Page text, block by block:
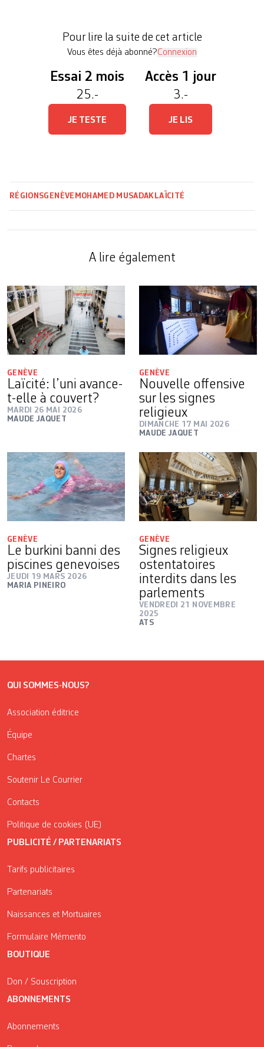
opposées. Malgré l’acceptation du texte […]
Pour lire la suite de cet article
Vous êtes déjà abonné?Connexion
Essai 2 mois
25.-
JE TESTE
Accès 1 jour
3.-
JE LIS
RÉGIONSGENÈVE MOHAMED MUSADAK LAÏCITÉ
A lire également
GENÈVE
Laïcité: l’uni avance-
t-elle à couvert?
MARDI 26 MAI 2026
MAUDE JAQUET
GENÈVE
Nouvelle offensive
sur les signes
religieux
DIMANCHE 17 MAI 2026
MAUDE JAQUET
GENÈVE
Le burkini banni des
piscines genevoises
JEUDI 19 MARS 2026
MARIA PINEIRO
GENÈVE
Signes religieux
ostentatoires
interdits dans les
parlements
VENDREDI 21 NOVEMBRE
2025
ATS
QUI SOMMES-NOUS?
Association éditrice
Équipe
Chartes
Soutenir Le Courrier
Contacts
Politique de cookies (UE)
PUBLICITÉ / PARTENARIATS
Tarifs publicitaires
Partenariats
Naissances et Mortuaires
Formulaire Mémento
BOUTIQUE
Don / Souscription
ABONNEMENTS
Abonnements